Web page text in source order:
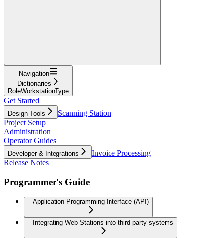
Navigation
Dictionaries
RoleWorkstationType
Get Started
Design Tools
Scanning Station
Project Setup
Administration
Operator Guides
Developer & Integrations
Invoice Processing
Release Notes
Programmer's Guide
Application Programming Interface (API)
Integrating Web Stations into third-party systems